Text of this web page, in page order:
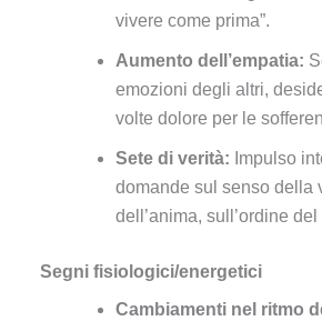
vivere come prima”.
Aumento dell’empatia:
emozioni degli altri,
volte dolore per le
Sete di verità: Impulso
domande sul senso della
dell’anima, sull’ordine
Segni fisiologici/energetici
Cambiamenti nel ritmo